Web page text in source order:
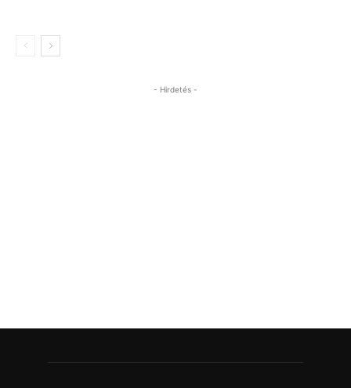
- Hirdetés -